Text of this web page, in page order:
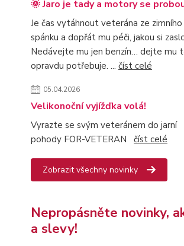
🌞 Jaro je tady a motory se
Je čas vytáhnout veterána ze zimního
spánku a dopřát mu péči, jakou si
Nedávejte mu jen benzín… dejte mu
opravdu potřebuje. ... číst celé
05.04.2026
Velikonoční vyjížďka volá!
Vyrazte se svým veteránem do jarní
pohody FOR-VETERAN číst celé
Zobrazit všechny novinky
Nepropásněte novinky,
a slevy!